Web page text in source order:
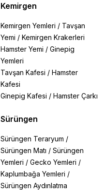
Kemirgen
Kemirgen Yemleri / Tavşan
Yemi / Kemirgen Krakerleri
Hamster Yemi / Ginepig
Yemleri
Tavşan Kafesi / Hamster
Kafesi
Ginepig Kafesi / Hamster Çarkı
Sürüngen
Sürüngen Teraryum /
Sürüngen Matı / Sürüngen
Yemleri / Gecko Yemleri /
Kaplumbağa Yemleri /
Sürüngen Aydınlatma